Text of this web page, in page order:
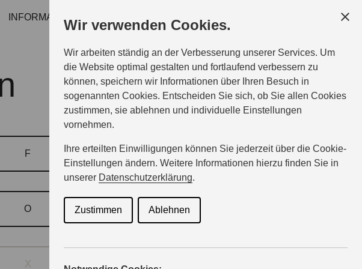
Wir verwenden Cookies.
Wir arbeiten ständig an der Verbesserung unserer Services. Um
die Website optimal gestalten und fortlaufend verbessern zu
können, speichern wir Informationen über Ihren Besuch in
sogenannten Cookies. Entscheiden Sie sich, ob Sie allen Cookies
zustimmen, sie ablehnen und individuelle Einstellungen
vornehmen.
Ihre erteilten Einwilligungen können Sie jederzeit über die Cookie-
Einstellungen ändern. Weitere Informationen hierzu finden Sie in
unserer Datenschutzerklärung.
Zustimmen Ablehnen
INFORMATIONEN
F G H I
O P Q
X